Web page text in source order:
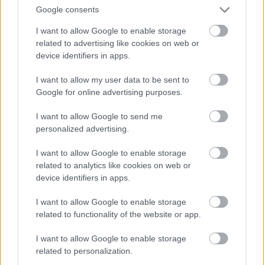
Google consents
I want to allow Google to enable storage
related to advertising like cookies on web or
device identifiers in apps.
I want to allow my user data to be sent to
Google for online advertising purposes.
I want to allow Google to send me
personalized advertising.
I want to allow Google to enable storage
related to analytics like cookies on web or
device identifiers in apps.
I want to allow Google to enable storage
related to functionality of the website or app.
I want to allow Google to enable storage
related to personalization.
Μάλιστα, όσο πλησιάζουν οι μέρες, οι τιμές αυτές
αναμένεται να αυξηθούν, ενώ παραμονές και
ανήμερα η λογική οτι θα πέσουν υπό τον κίνδυνο